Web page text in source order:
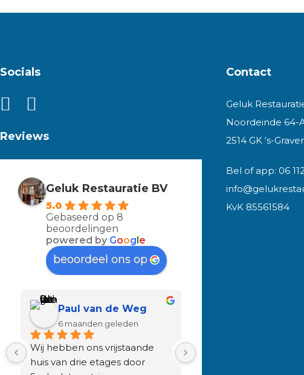
Socials
Reviews
Geluk Restauratie BV
5.0
Gebaseerd op 8
beoordelingen
powered by Google
beoordeel ons op
Paul van de Weg
6 maanden geleden
Wij hebben ons vrijstaande
huis van drie etages door
Contact
Geluk
Noordeinde 64-
2514 GK ‘s-
Bel of app: 06
KvK 85561584